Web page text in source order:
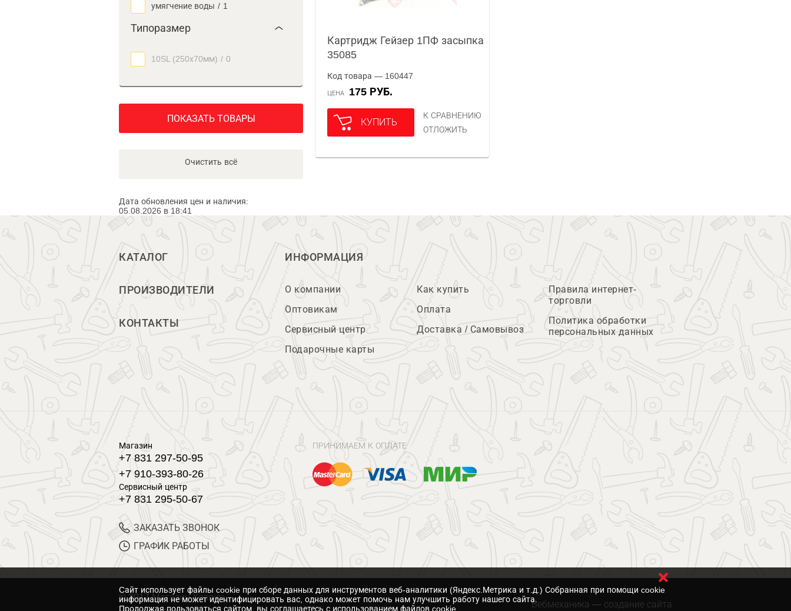
умягчение воды / 1
Типоразмер
10SL (250х70мм) / 0
ПОКАЗАТЬ ТОВАРЫ
Очистить всё
Дата обновления цен и наличия:
05.08.2026 в 18:41
Картридж Гейзер 1ПФ засыпка
35085
Код товара — 160447
ЦЕНА 175 РУБ.
КУПИТЬ
К СРАВНЕНИЮ
ОТЛОЖИТЬ
КАТАЛОГ
ПРОИЗВОДИТЕЛИ
КОНТАКТЫ
ИНФОРМАЦИЯ
О компании
Оптовикам
Сервисный центр
Подарочные карты
Как купить
Оплата
Доставка / Самовывоз
Правила интернет-
торговли
Политика обработки
персональных данных
Магазин
+7 831 297-50-95
+7 910-393-80-26
Сервисный центр
+7 831 295-50-67
ЗАКАЗАТЬ ЗВОНОК
ГРАФИК РАБОТЫ
ПРИНИМАЕМ К ОПЛАТЕ
© 2017 Магазин Хозяин
Вебмеханика — создание сайта
Cайт использует файлы cookie при сборе данных для инструментов веб-аналитики (Яндекс.Метрика и т.д.) Собранная при помощи cookie
информация не может идентифицировать вас, однако может помочь нам улучшить работу нашего сайта.
Продолжая пользоваться сайтом, вы соглашаетесь с использованием файлов cookie.